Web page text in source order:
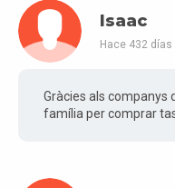
Isaac
Hace 432 días
Gràcies als companys
família per comprar